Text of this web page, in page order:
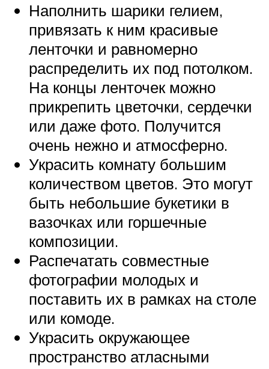
Наполнить шарики гелием,
привязать к ним красивые
ленточки и равномерно
распределить их под потолком.
На концы ленточек можно
прикрепить цветочки, сердечки
или даже фото. Получится
очень нежно и атмосферно.
Украсить комнату большим
количеством цветов. Это могут
быть небольшие букетики в
вазочках или горшечные
композиции.
Распечатать совместные
фотографии молодых и
поставить их в рамках на столе
или комоде.
Украсить окружающее
пространство атласными